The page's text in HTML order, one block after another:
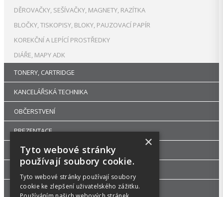
DĚROVAČKY, SEŠÍVAČKY, MAGNETY, RAZÍTKA
BLOČKY, TISKOPISY, BLOKY, PAUZOVACÍ PAPÍR
KOREKČNÍ A LEPÍCÍ PROSTŘEDKY
DIÁŘE, MAPY ADK
TONERY, CARTRIDGE
KANCELÁŘSKÁ TECHNIKA
OBČERSTVENÍ
PREZENTACE
DROGERIE
KANCELÁŘSKÝ NÁBYTEK
ŠKOLA, VÝTVARNÉ POTŘEBY
×
Tyto webové stránky
používají soubory cookie.
Tyto webové stránky používají soubory
cookie ke zlepšení uživatelského zážitku.